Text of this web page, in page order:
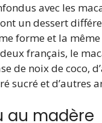
avec les
un dessert
forme et la
français, le
de noix de coco,
sucré et d’autres
au madère